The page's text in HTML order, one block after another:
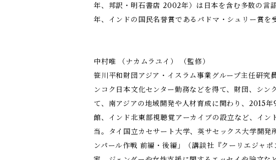
年、邦訳・明石書店 2002年）は日本を含む多数の言
年、インドの国民名誉賞であるパドマ・シュリー賞を
中村唯 （ナカムラユイ） （監修）
笹川平和財団アジア・イスラム事業グループ主任研究
ンコク日本文化センター勤務などを得て、財団、シ
て、南アジアの地域開発や人材育成に関わり、2015
館、インド北東部視聴覚アーカイブの設立など、イン
当。タイ国立カセサート大学、英サセックス大学開
ンパール作戦 前編・後編」（講談社『クーリエジャ